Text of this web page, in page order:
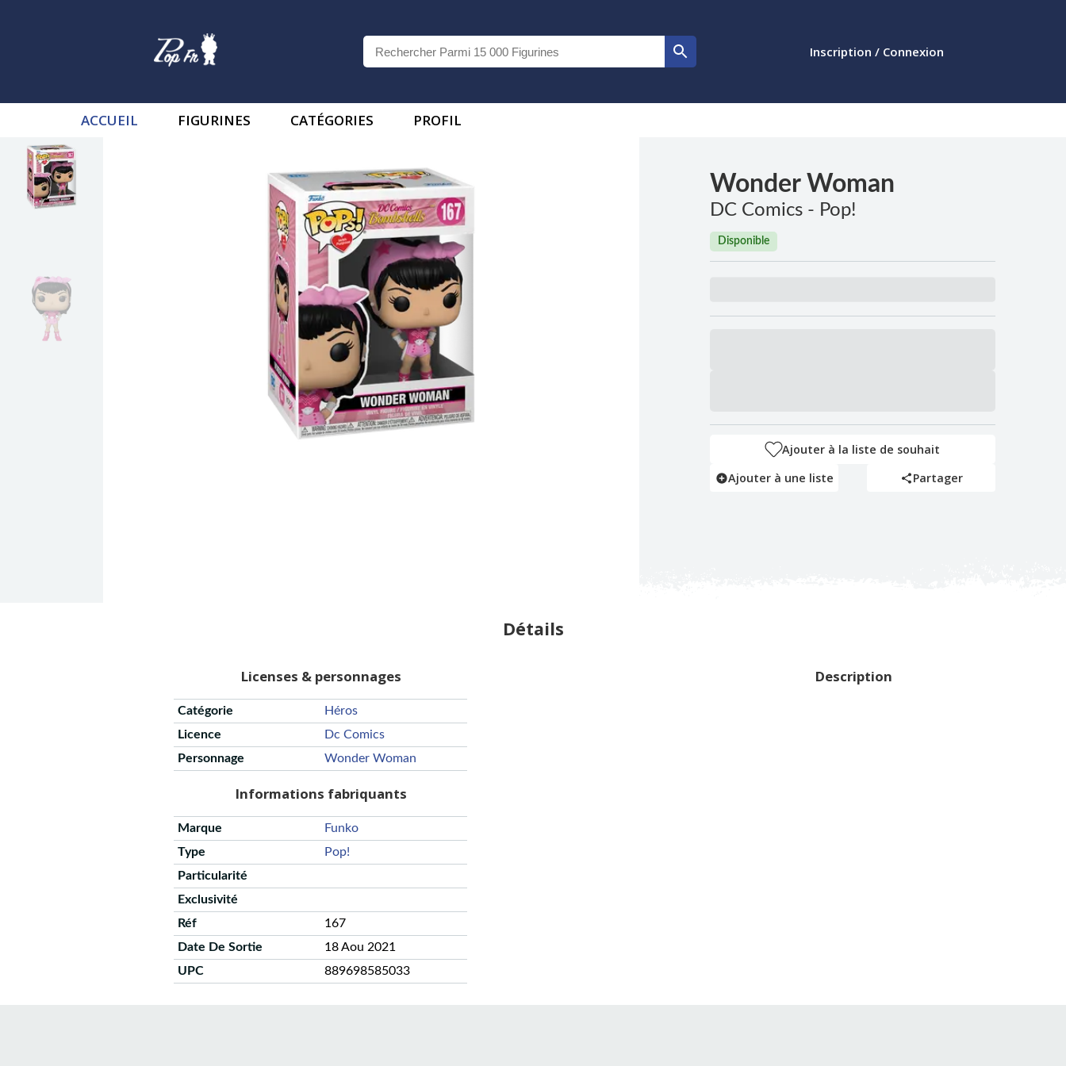
Inscription / Connexion
ACCUEIL FIGURINES CATÉGORIES PROFIL
Wonder Woman
DC Comics - Pop!
Disponible
Ajouter à la liste de souhait
Ajouter à une liste
Partager
Détails
Licenses & personnages
Catégorie
Héros
Licence
Dc Comics
Personnage
Wonder Woman
Informations fabriquants
Marque
Funko
Type
Pop!
Particularité
Exclusivité
Réf
167
Date De Sortie
18 Aou 2021
UPC
889698585033
Description